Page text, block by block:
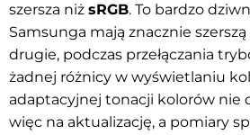
szersza niż sRGB. To bardzo
Samsunga mają znacznie
drugie, podczas przełączania
żadnej różnicy w wyświetlaniu
adaptacyjnej tonacji kolorów nie
więc na aktualizację, a pomiary